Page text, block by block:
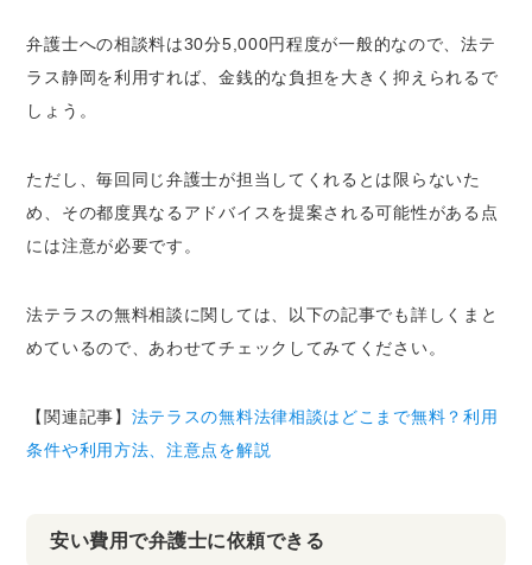
弁護士への相談料は30分5,000円程度が一般的なので、法テ
ラス静岡を利用すれば、金銭的な負担を大きく抑えられるで
しょう。
ただし、毎回同じ弁護士が担当してくれるとは限らないた
め、その都度異なるアドバイスを提案される可能性がある点
には注意が必要です。
法テラスの無料相談に関しては、以下の記事でも詳しくまと
めているので、あわせてチェックしてみてください。
【関連記事】 法テラスの無料法律相談はどこまで無料？利用
条件や利用方法、注意点を解説
安い費用で弁護士に依頼できる